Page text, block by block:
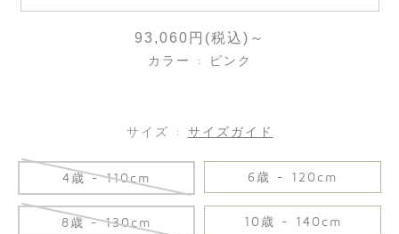
93,060円(税込)～
カラー : ピンク
サイズ : サイズガイド
4歳 - 110cm 6歳 - 120cm
8歳 - 130cm 10歳 - 140cm